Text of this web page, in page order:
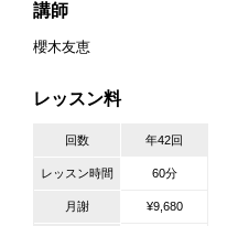
講師
櫻木友恵
レッスン料
回数 年42回
レッスン時間 60分
月謝 ¥9,680